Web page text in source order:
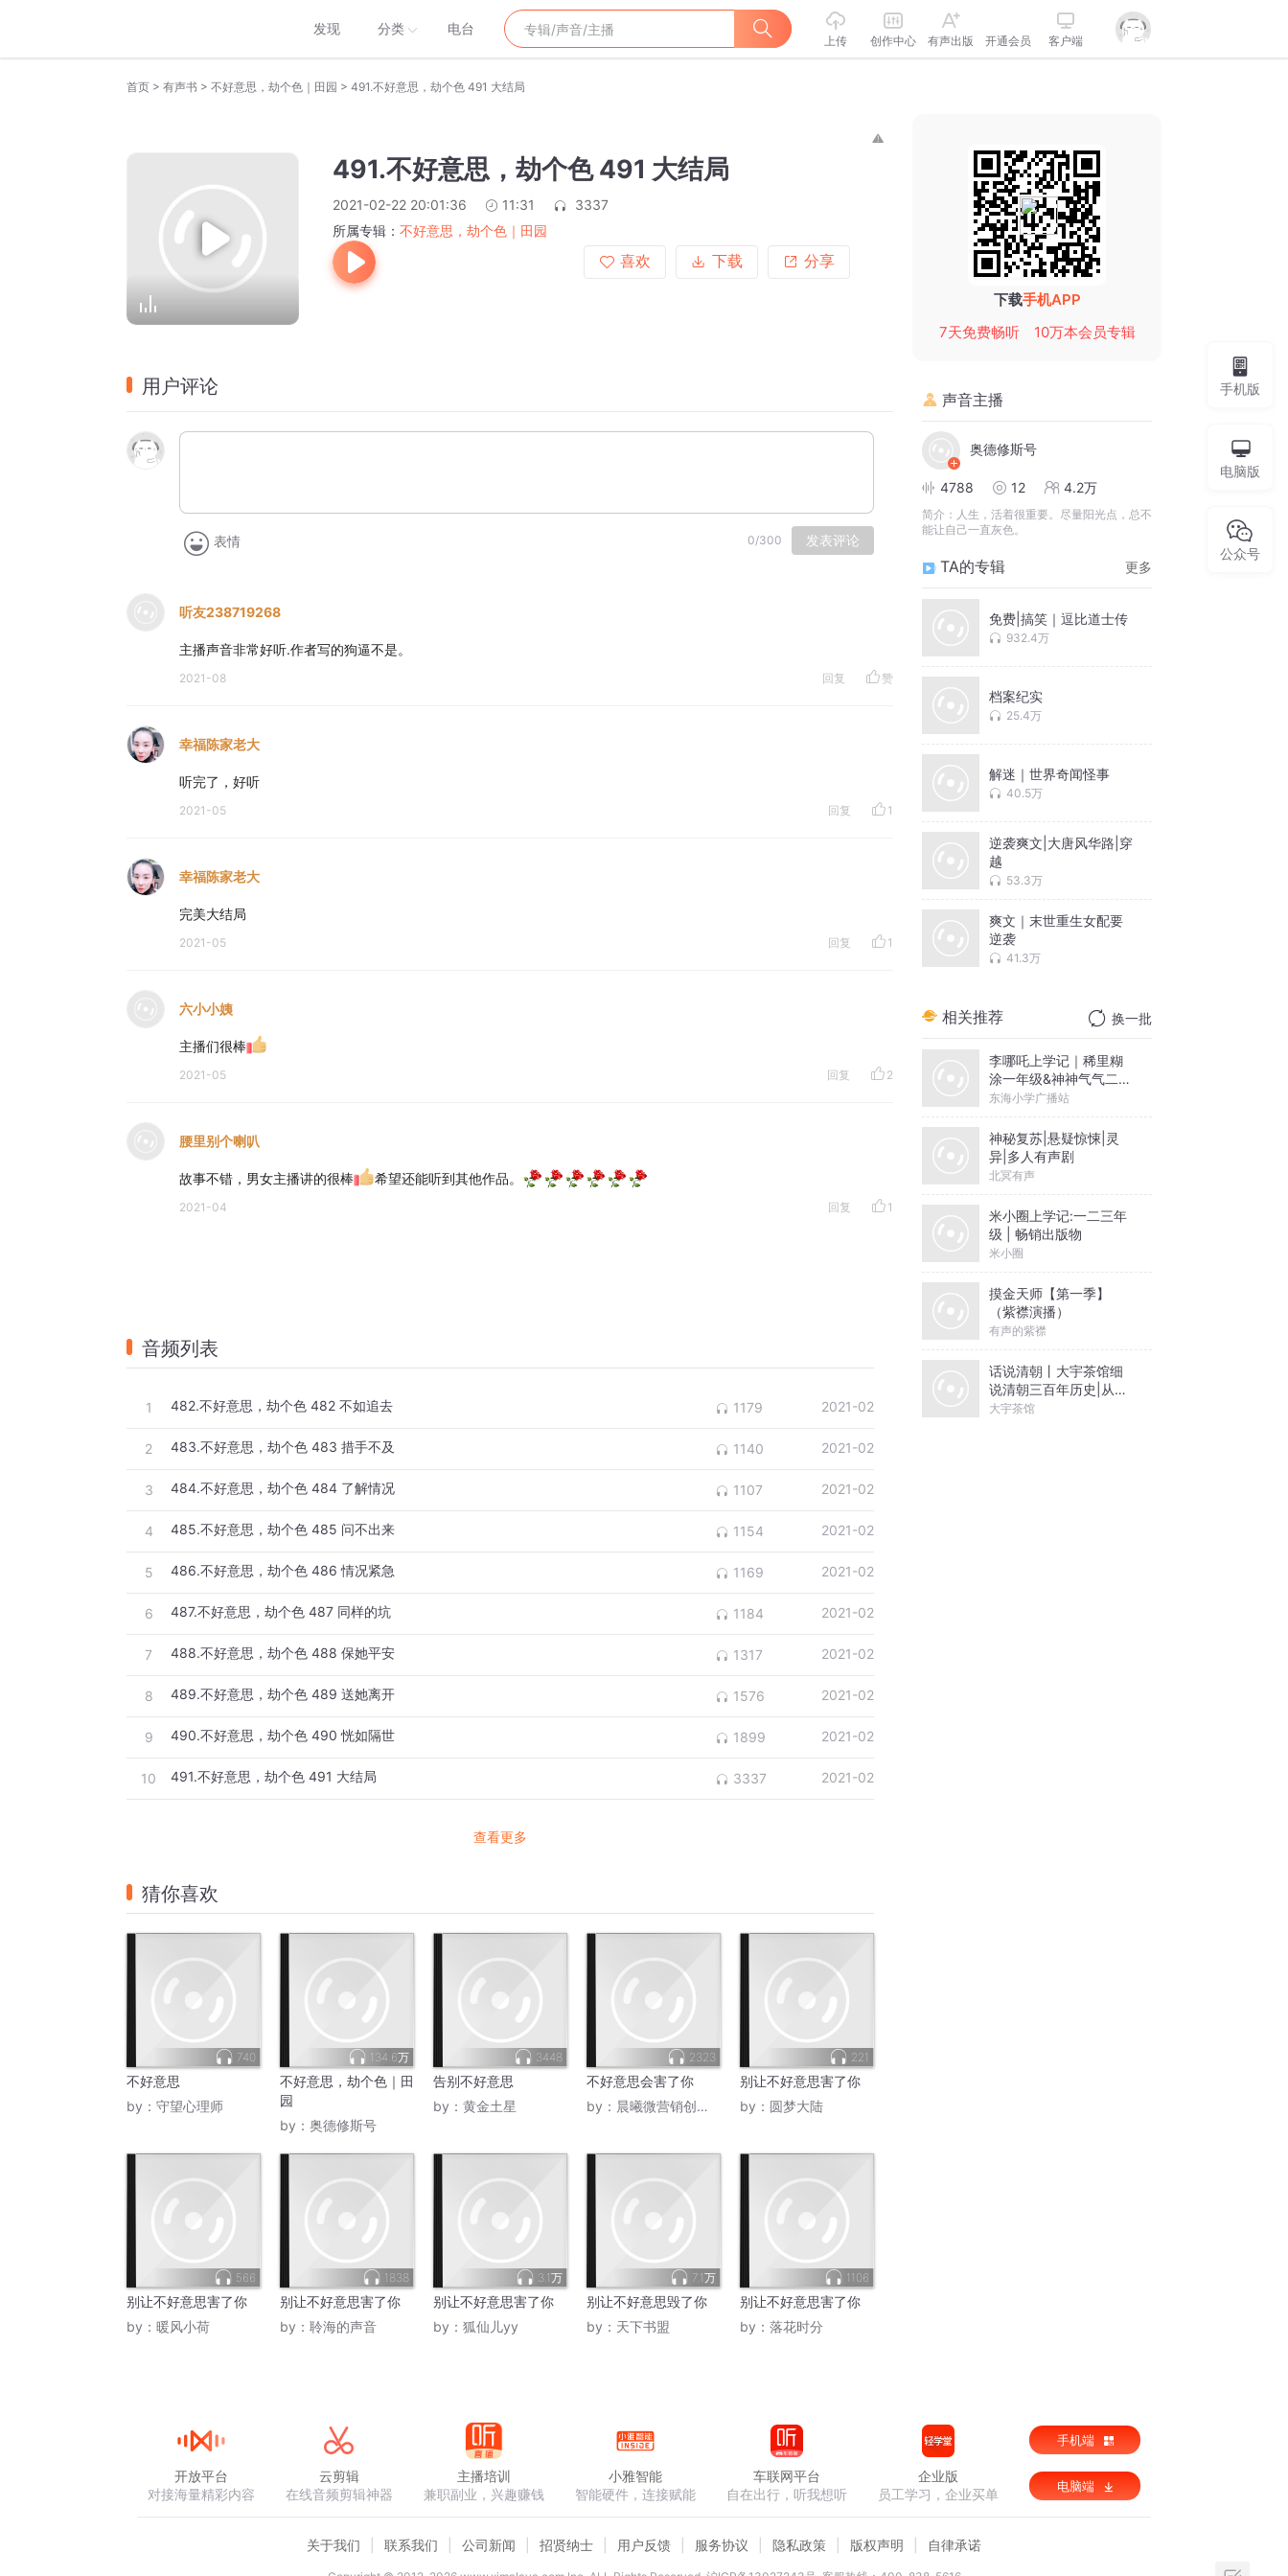
发现 分类 电台
上传 创作中心 有声出版 开通会员 客户端
首页 > 有声书 > 不好意思，劫个色｜田园 > 491.不好意思，劫个色 491 大结局
491.不好意思，劫个色 491 大结局
2021-02-22 20:01:36 11:31
3337
所属专辑： 不好意思，劫个色｜田园
喜欢
下载 分享
用户评论
表情 0/300 发表评论
听友238719268
主播声音非常好听.作者写的狗逼不是。
2021-08 回复 赞
幸福陈家老大
听完了，好听
2021-05 回复 1
幸福陈家老大
完美大结局
2021-05 回复 1
六小小姨
主播们很棒
2021-05 回复 2
腰里别个喇叭
故事不错，男女主播讲的很棒 希望还能听到其他作品。
2021-04 回复 1
音频列表
1 482.不好意思，劫个色 482 不如追去 1179 2021-02
2 483.不好意思，劫个色 483 措手不及 1140 2021-02
3 484.不好意思，劫个色 484 了解情况 1107 2021-02
4 485.不好意思，劫个色 485 问不出来 1154 2021-02
5 486.不好意思，劫个色 486 情况紧急 1169 2021-02
6 487.不好意思，劫个色 487 同样的坑 1184 2021-02
7 488.不好意思，劫个色 488 保她平安 1317 2021-02
8 489.不好意思，劫个色 489 送她离开 1576 2021-02
9 490.不好意思，劫个色 490 恍如隔世 1899 2021-02
10 491.不好意思，劫个色 491 大结局 3337 2021-02
查看更多
猜你喜欢
740
不好意思
by： 守望心理师
134.6万
不好意思，劫个色｜田
园
by： 奥德修斯号
3448
告别不好意思
by： 黄金土星
2323
不好意思会害了你
by： 晨曦微营销创业商学院
221
别让不好意思害了你
by： 圆梦大陆
566
别让不好意思害了你
by： 暖风小荷
1838
别让不好意思害了你
by： 聆海的声音
3.1万
别让不好意思害了你
by： 狐仙儿yy
7.1万
别让不好意思毁了你
by： 天下书盟
1106
别让不好意思害了你
by： 落花时分
下载手机APP
7天免费畅听
10万本会员专辑
声音主播
奥德修斯号
4788 12 4.2万
简介： 人生，活着很重要。尽量阳光点，总不
能让自己一直灰色。
TA的专辑 更多
免费|搞笑｜逗比道士传
932.4万
档案纪实
25.4万
解迷｜世界奇闻怪事
40.5万
逆袭爽文|大唐风华路|穿
越
53.3万
爽文｜末世重生女配要
逆袭
41.3万
相关推荐 换一批
李哪吒上学记｜稀里糊
涂一年级&神神气气二年
级
东海小学广播站
神秘复苏|悬疑惊悚|灵
异|多人有声剧
北冥有声
米小圈上学记:一二三年
级 | 畅销出版物
米小圈
摸金天师【第一季】
（紫襟演播）
有声的紫襟
话说清朝丨大宇茶馆细
说清朝三百年历史|从努
尔哈赤到末代皇帝溥仪|
大宇茶馆
手机版
电脑版
公众号
开放平台
对接海量精彩内容
云剪辑
在线音频剪辑神器
主播培训
兼职副业，兴趣赚钱
小雅智能
智能硬件，连接赋能
车联网平台
自在出行，听我想听
企业版
员工学习，企业买单
手机端
电脑端
关于我们 联系我们 公司新闻 招贤纳士 用户反馈 服务协议 隐私政策 版权声明 自律承诺